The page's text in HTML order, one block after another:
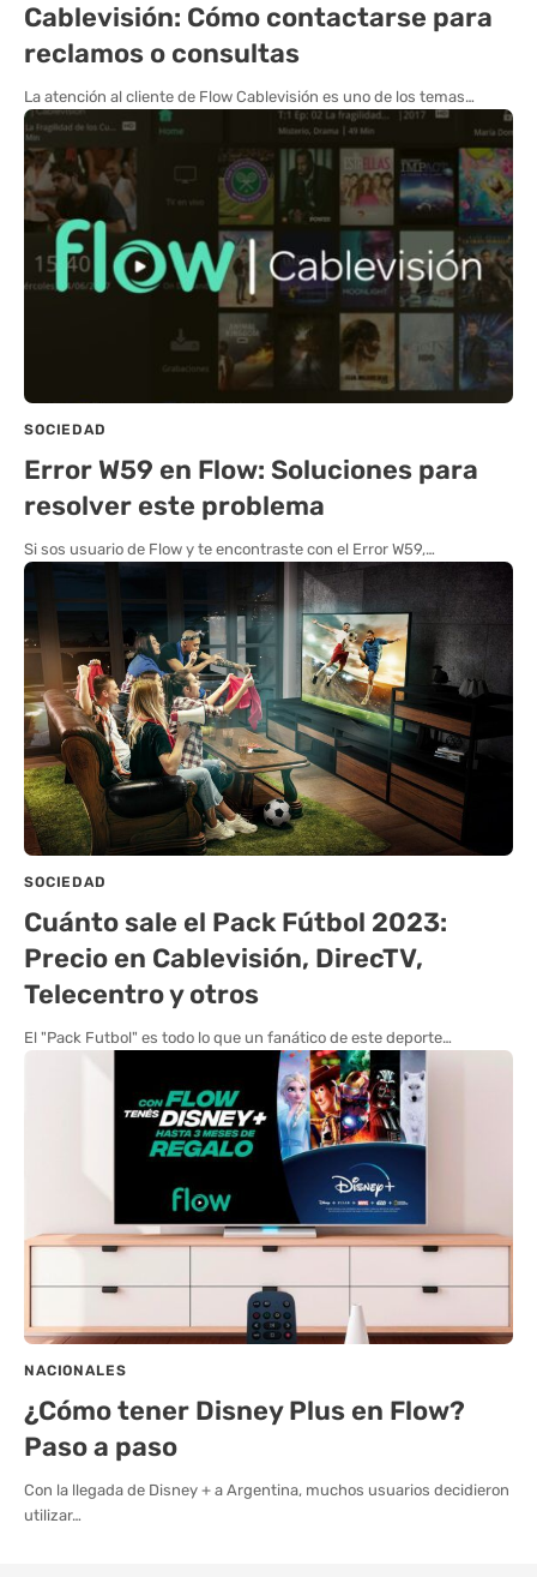
Cablevisión: Cómo contactarse para
reclamos o consultas
La atención al cliente de Flow Cablevisión es uno de los temas…
SOCIEDAD
Error W59 en Flow: Soluciones para
resolver este problema
Si sos usuario de Flow y te encontraste con el Error W59,…
SOCIEDAD
Cuánto sale el Pack Fútbol 2023:
Precio en Cablevisión, DirecTV,
Telecentro y otros
El "Pack Futbol" es todo lo que un fanático de este deporte…
NACIONALES
¿Cómo tener Disney Plus en Flow?
Paso a paso
Con la llegada de Disney + a Argentina, muchos usuarios decidieron
utilizar…